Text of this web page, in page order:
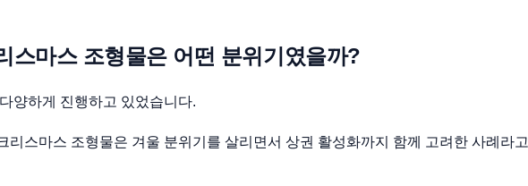
스마스 조형물은 어떤 분위기였을까?
양하게 진행하고 있었습니다.
리스마스 조형물은 겨울 분위기를 살리면서 상권 활성화까지 함께 고려한 사례라고